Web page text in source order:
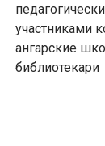
участниками
ангарские
библиотекари